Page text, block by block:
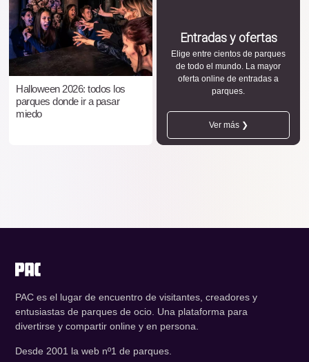
Halloween 2026: todos los
parques donde ir a pasar
miedo
Entradas y ofertas
Elige entre cientos de parques
de todo el mundo. La mayor
oferta online de entradas a
parques.
Ver más ❯
PAC es el lugar de encuentro de visitantes, creadores y
entusiastas de parques de ocio. Una plataforma para
divertirse y compartir online y en persona.
Desde 2001 la web nº1 de parques.